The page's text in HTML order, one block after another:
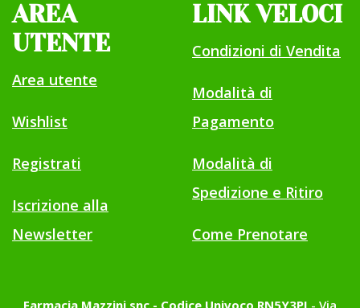
AREA
UTENTE
Area utente
Wishlist
Registrati
Iscrizione alla
Newsletter
LINK VELOCI
Condizioni di Vendita
Modalità di
Pagamento
Modalità di
Spedizione e Ritiro
Come Prenotare